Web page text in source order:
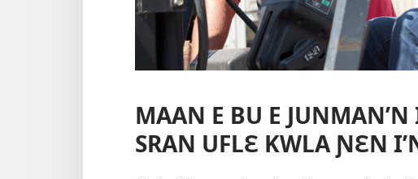
MAAN E BU E
SRAN UFLƐ KWLA ƝƐN